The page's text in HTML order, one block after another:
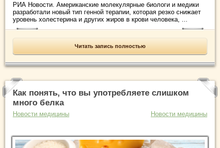
РИА Новости. Американские молекулярные биологи и медики
разработали новый тип генной терапии, которая резко снижает
уровень холестерина и других жиров в крови человека, ...
Читать запись полностью
Как понять, что вы употребляете слишком
много белка
Новости медицины Новости медицины